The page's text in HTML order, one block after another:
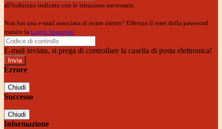
all'indirizzo indicato con le istruzioni necessarie.
Non hai una e-mail associata al nome utente? Effettua il reset della password
tramite la Login Spaggiari
E-mail inviata, si prega di controllare la casella di posta elettronica!
Errore
Chiudi
Successo
Chiudi
Informazione